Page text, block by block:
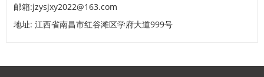
邮箱:jzysjxy2022@163.com
地址: 江西省南昌市红谷滩区学府大道999号